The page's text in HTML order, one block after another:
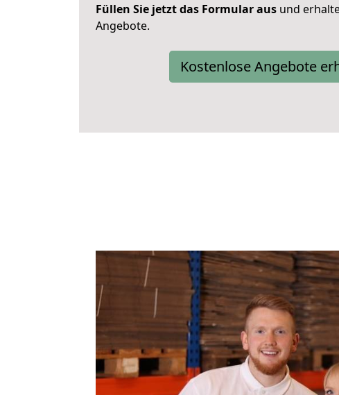
Füllen Sie jetzt das Formular aus und
Angebote.
Kostenlose Angebote